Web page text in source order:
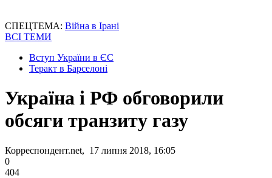
СПЕЦТЕМА: Війна в Ірані
ВСІ ТЕМИ
Вступ України в ЄС
Теракт в Барселоні
Україна і РФ обговорили
обсяги транзиту газу
Корреспондент.net, 17 липня 2018, 16:05
0
404